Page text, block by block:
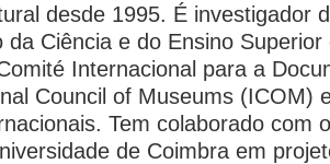
desde 1995. É investigador
da Ciência e do Ensino
Internacional para a
Council of Museums (ICOM)
Tem colaborado com
de Coimbra em